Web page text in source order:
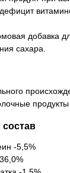
добавка
сахара.
-5,5%